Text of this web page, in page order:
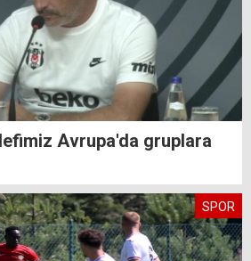
Avrupa'da gruplara
SPOR